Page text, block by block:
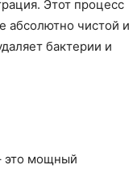
Этот процесс
абсолютно чистой и
бактерии и
это мощный